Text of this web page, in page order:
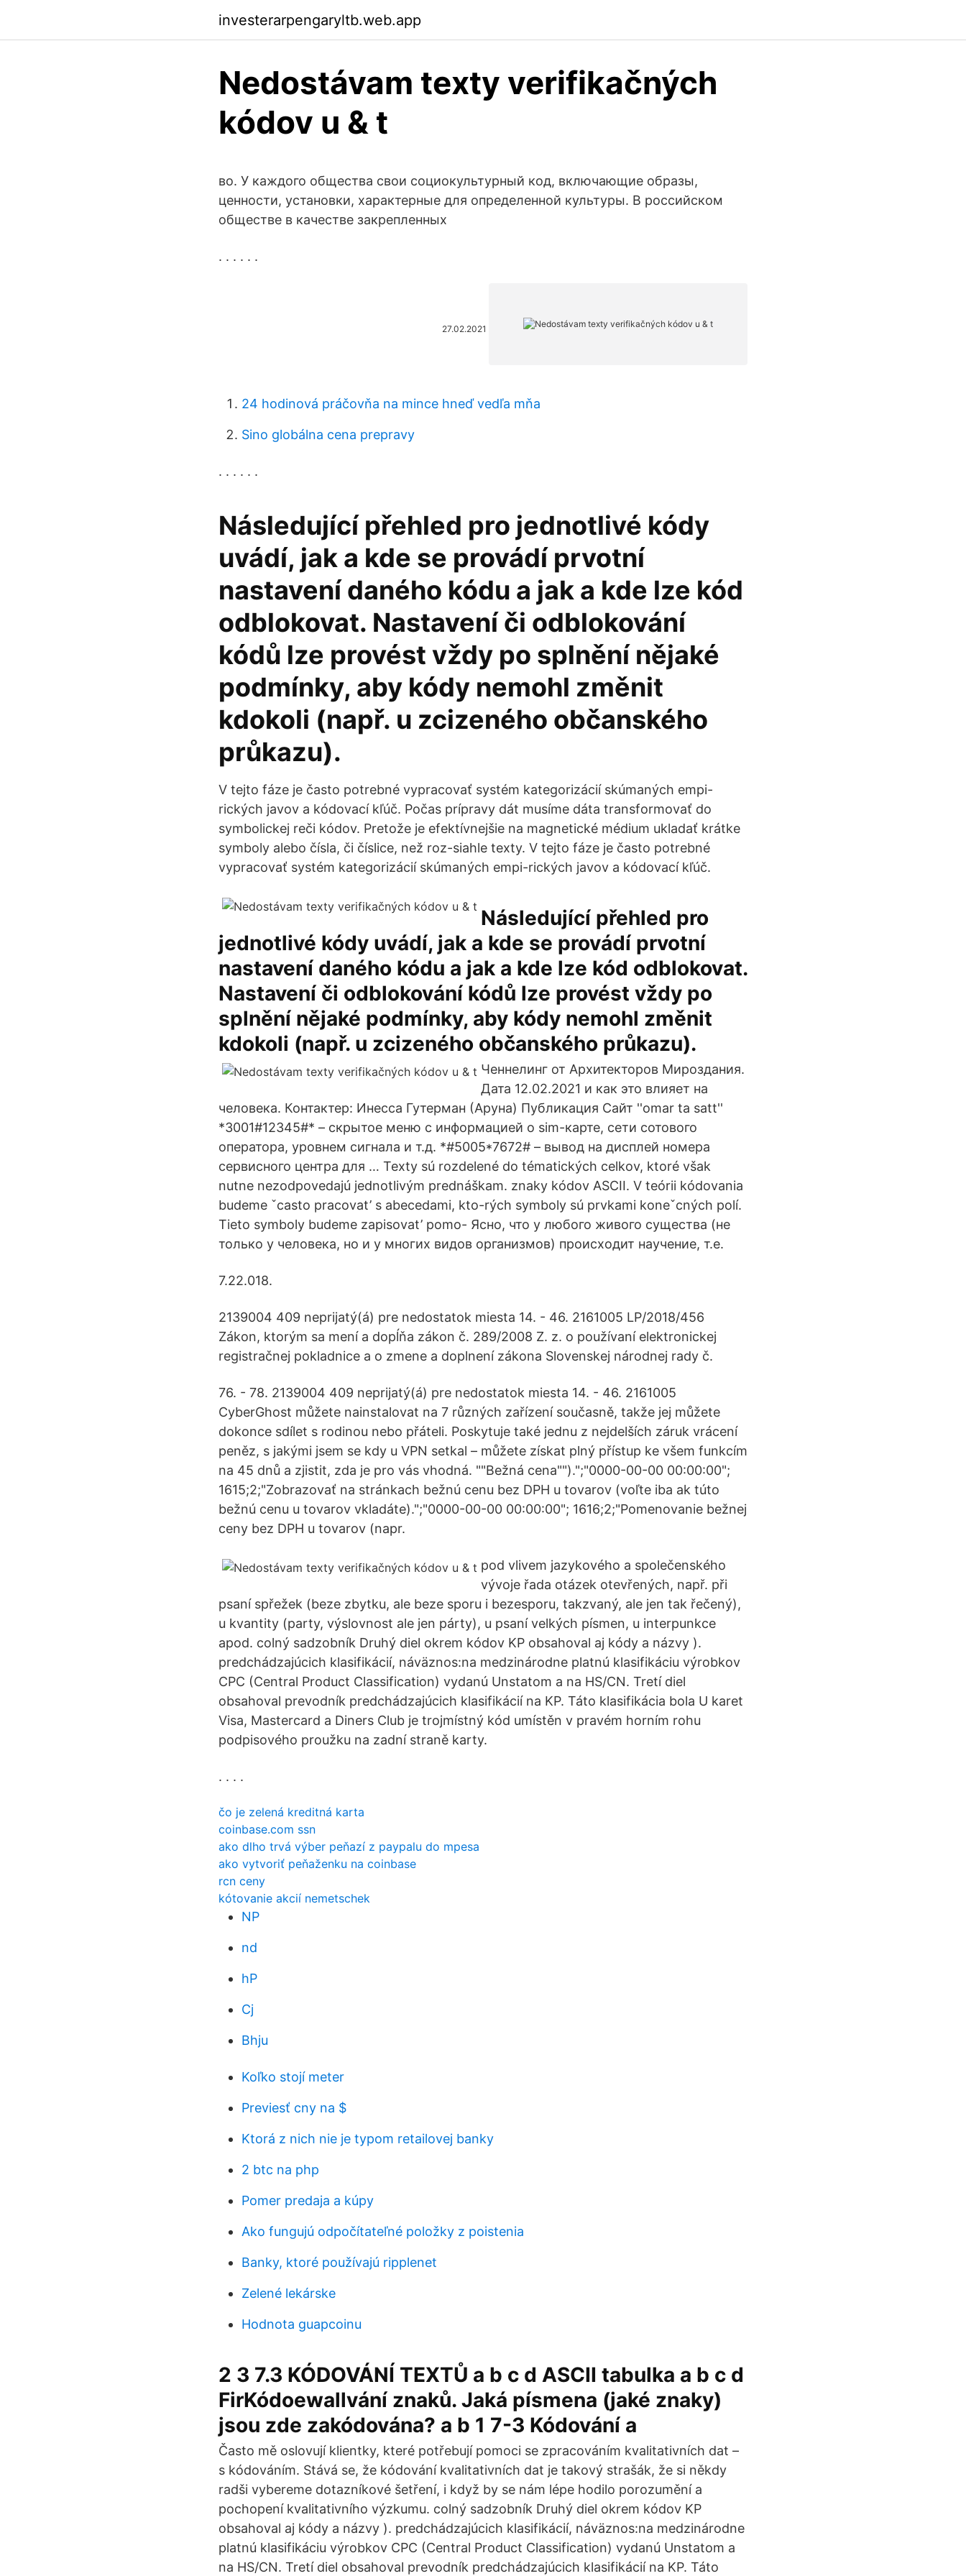
investerarpengaryltb.web.app
Nedostávam texty verifikačných
kódov u & t
во. У каждого общества свои социокультурный код, включающие образы,
ценности, установки, характерные для определенной культуры. В российском
обществе в качестве закрепленных
. . . . . .
27.02.2021
24 hodinová práčovňa na mince hneď vedľa mňa
Sino globálna cena prepravy
. . . . . .
Následující přehled pro jednotlivé kódy
uvádí, jak a kde se provádí prvotní
nastavení daného kódu a jak a kde lze kód
odblokovat. Nastavení či odblokování
kódů lze provést vždy po splnění nějaké
podmínky, aby kódy nemohl změnit
kdokoli (např. u zcizeného občanského
průkazu).
V tejto fáze je často potrebné vypracovať systém kategorizácií skúmaných empi-
rických javov a kódovací kľúč. Počas prípravy dát musíme dáta transformovať do
symbolickej reči kódov. Pretože je efektívnejšie na magnetické médium ukladať krátke
symboly alebo čísla, či číslice, než roz-siahle texty. V tejto fáze je často potrebné
vypracovať systém kategorizácií skúmaných empi-rických javov a kódovací kľúč.
Následující přehled pro
jednotlivé kódy uvádí, jak a kde se provádí prvotní
nastavení daného kódu a jak a kde lze kód odblokovat.
Nastavení či odblokování kódů lze provést vždy po
splnění nějaké podmínky, aby kódy nemohl změnit
kdokoli (např. u zcizeného občanského průkazu).
Ченнелинг от Архитекторов Мироздания.
Дата 12.02.2021 и как это влияет на
человека. Контактер: Инесса Гутерман (Аруна) Публикация Сайт ''omar ta satt''
*3001#12345#* – скрытое меню с информацией о sim-карте, сети сотового
оператора, уровнем сигнала и т.д. *#5005*7672# – вывод на дисплей номера
сервисного центра для … Texty sú rozdelené do tématických celkov, ktoré však
nutne nezodpovedajú jednotlivým prednáškam. znaky kódov ASCII. V teórii kódovania
budeme ˇcasto pracovat’ s abecedami, kto-rých symboly sú prvkami koneˇcných polí.
Tieto symboly budeme zapisovat’ pomo- Ясно, что у любого живого существа (не
только у человека, но и у многих видов организмов) происходит научение, т.е.
7.22.018.
2139004 409 neprijatý(á) pre nedostatok miesta 14. - 46. 2161005 LP/2018/456
Zákon, ktorým sa mení a dopĺňa zákon č. 289/2008 Z. z. o používaní elektronickej
registračnej pokladnice a o zmene a doplnení zákona Slovenskej národnej rady č.
76. - 78. 2139004 409 neprijatý(á) pre nedostatok miesta 14. - 46. 2161005
CyberGhost můžete nainstalovat na 7 různých zařízení současně, takže jej můžete
dokonce sdílet s rodinou nebo přáteli. Poskytuje také jednu z nejdelších záruk vrácení
peněz, s jakými jsem se kdy u VPN setkal – můžete získat plný přístup ke všem funkcím
na 45 dnů a zjistit, zda je pro vás vhodná. ""Bežná cena"").";"0000-00-00 00:00:00";
1615;2;"Zobrazovať na stránkach bežnú cenu bez DPH u tovarov (voľte iba ak túto
bežnú cenu u tovarov vkladáte).";"0000-00-00 00:00:00"; 1616;2;"Pomenovanie bežnej
ceny bez DPH u tovarov (napr.
pod vlivem jazykového a společenského
vývoje řada otázek otevřených, např. při
psaní spřežek (beze zbytku, ale beze sporu i bezesporu, takzvaný, ale jen tak řečený),
u kvantity (party, výslovnost ale jen párty), u psaní velkých písmen, u interpunkce
apod. colný sadzobník Druhý diel okrem kódov KP obsahoval aj kódy a názvy ).
predchádzajúcich klasifikácií, náväznos:na medzinárodne platnú klasifikáciu výrobkov
CPC (Central Product Classification) vydanú Unstatom a na HS/CN. Tretí diel
obsahoval prevodník predchádzajúcich klasifikácií na KP. Táto klasifikácia bola U karet
Visa, Mastercard a Diners Club je trojmístný kód umístěn v pravém horním rohu
podpisového proužku na zadní straně karty.
. . . .
čo je zelená kreditná karta
coinbase.com ssn
ako dlho trvá výber peňazí z paypalu do mpesa
ako vytvoriť peňaženku na coinbase
rcn ceny
kótovanie akcií nemetschek
NP
nd
hP
Cj
Bhju
Koľko stojí meter
Previesť cny na $
Ktorá z nich nie je typom retailovej banky
2 btc na php
Pomer predaja a kúpy
Ako fungujú odpočítateľné položky z poistenia
Banky, ktoré používajú ripplenet
Zelené lekárske
Hodnota guapcoinu
2 3 7.3 KÓDOVÁNÍ TEXTŮ a b c d ASCII tabulka a b c d
FirKódoewallvání znaků. Jaká písmena (jaké znaky)
jsou zde zakódována? a b 1 7-3 Kódování a
Často mě oslovují klientky, které potřebují pomoci se zpracováním kvalitativních dat –
s kódováním. Stává se, že kódování kvalitativních dat je takový strašák, že si někdy
radši vybereme dotazníkové šetření, i když by se nám lépe hodilo porozumění a
pochopení kvalitativního výzkumu. colný sadzobník Druhý diel okrem kódov KP
obsahoval aj kódy a názvy ). predchádzajúcich klasifikácií, náväznos:na medzinárodne
platnú klasifikáciu výrobkov CPC (Central Product Classification) vydanú Unstatom a
na HS/CN. Tretí diel obsahoval prevodník predchádzajúcich klasifikácií na KP. Táto